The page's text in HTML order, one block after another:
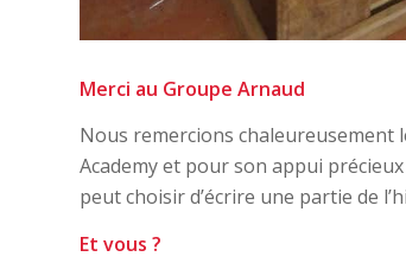
Merci au Groupe Arnaud
Nous remercions chaleureusement
Academy et pour son appui
peut choisir d’écrire une partie de
Et vous ?